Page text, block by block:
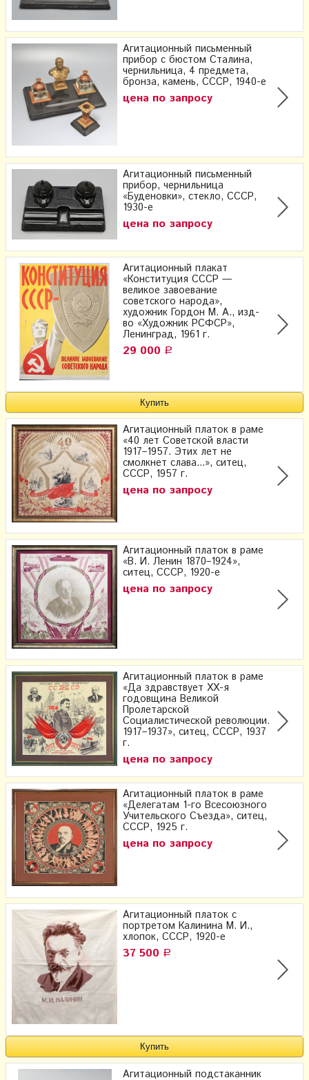
Агитационный письменный
прибор с бюстом Сталина,
чернильница, 4 предмета,
бронза, камень, СССР, 1940-е
цена по запросу
Агитационный письменный
прибор, чернильница
«Буденовки», стекло, СССР,
1930-е
цена по запросу
Агитационный плакат
«Конституция СССР —
великое завоевание
советского народа»,
художник Гордон М. А., изд-
во «Художник РСФСР»,
Ленинград, 1961 г.
29 000 Р
Агитационный платок в раме
«40 лет Советской власти
1917–1957. Этих лет не
смолкнет слава...», ситец,
СССР, 1957 г.
цена по запросу
Агитационный платок в раме
«В. И. Ленин 1870–1924»,
ситец, СССР, 1920-е
цена по запросу
Агитационный платок в раме
«Да здравствует XX-я
годовщина Великой
Пролетарской
Социалистической революции.
1917–1937», ситец, СССР, 1937
г.
цена по запросу
Агитационный платок в раме
«Делегатам 1-го Всесоюзного
Учительского Съезда», ситец,
СССР, 1925 г.
цена по запросу
Агитационный платок с
портретом Калинина М. И.,
хлопок, СССР, 1920-е
37 500 Р
Агитационный подстаканник